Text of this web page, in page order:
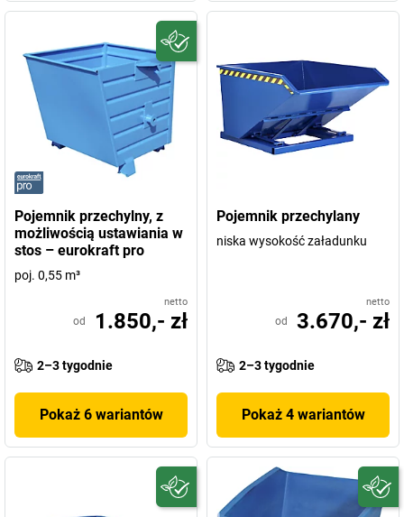
Pojemnik przechylny, z
możliwością ustawiania w
stos – eurokraft pro
poj. 0,55 m³
netto
od 1.850,- zł
2–3 tygodnie
Pokaż 6 wariantów
Pojemnik przechylany
niska wysokość załadunku
netto
od 3.670,- zł
2–3 tygodnie
Pokaż 4 wariantów